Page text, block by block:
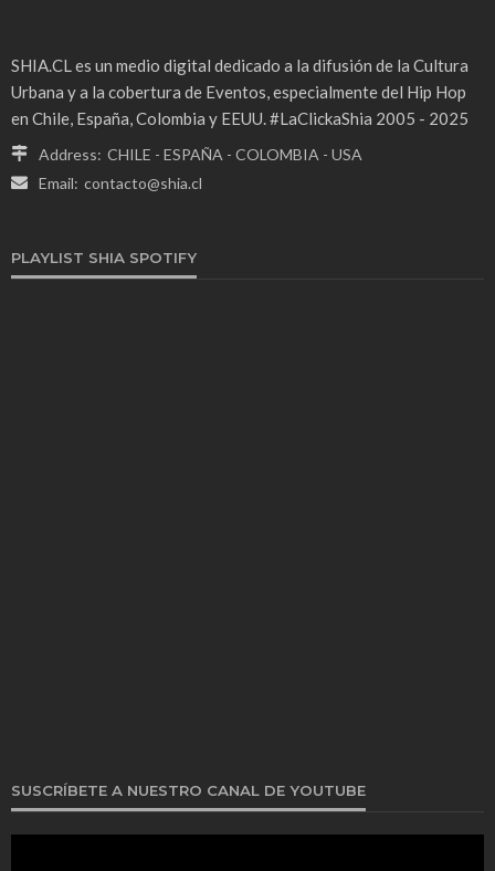
SHIA.CL es un medio digital dedicado a la difusión de la Cultura
Urbana y a la cobertura de Eventos, especialmente del Hip Hop
en Chile, España, Colombia y EEUU. #LaClickaShia 2005 - 2025
Address: CHILE - ESPAÑA - COLOMBIA - USA
Email: contacto@shia.cl
PLAYLIST SHIA SPOTIFY
SUSCRÍBETE A NUESTRO CANAL DE YOUTUBE